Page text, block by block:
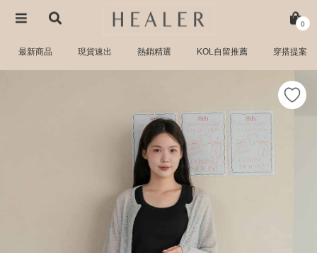
0
最新商品 現貨速出 熱銷精選 KOL自留推薦 穿搭提案